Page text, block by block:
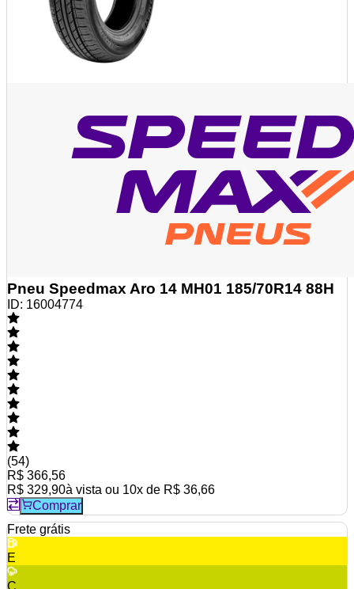
Pneu Speedmax Aro 14 MH01 185/70R14 88H
ID: 16004774
(54)
R$ 366,56
R$ 329,90à vista ou 10x de R$ 36,66
Comprar
Frete grátis
E
C